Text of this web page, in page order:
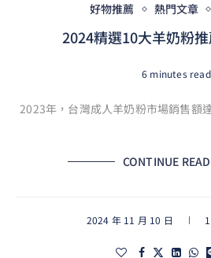
好物推薦 熱門文章
2024精選10大羊奶粉
6 minutes read
2023年，台灣成人羊奶粉市場銷售額
CONTINUE
2024 年 11 月 10 日